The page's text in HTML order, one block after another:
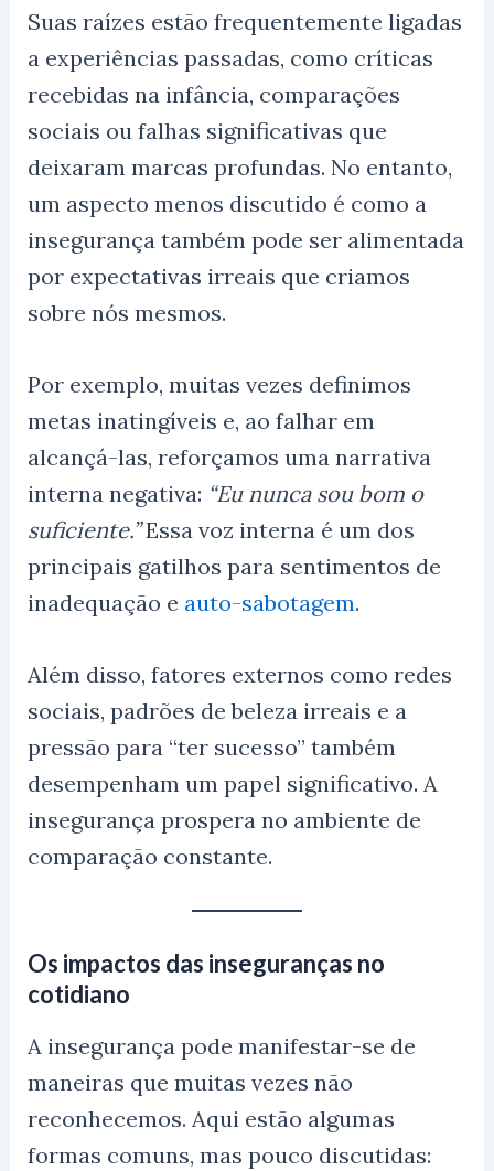
Suas raízes estão frequentemente ligadas
a experiências passadas, como críticas
recebidas na infância, comparações
sociais ou falhas significativas que
deixaram marcas profundas. No entanto,
um aspecto menos discutido é como a
insegurança também pode ser alimentada
por expectativas irreais que criamos
sobre nós mesmos.
Por exemplo, muitas vezes definimos
metas inatingíveis e, ao falhar em
alcançá-las, reforçamos uma narrativa
interna negativa: “Eu nunca sou bom o
suficiente.”Essa voz interna é um dos
principais gatilhos para sentimentos de
inadequação e auto-sabotagem.
Além disso, fatores externos como redes
sociais, padrões de beleza irreais e a
pressão para “ter sucesso” também
desempenham um papel significativo. A
insegurança prospera no ambiente de
comparação constante.
Os impactos das inseguranças no
cotidiano
A insegurança pode manifestar-se de
maneiras que muitas vezes não
reconhecemos. Aqui estão algumas
formas comuns, mas pouco discutidas: